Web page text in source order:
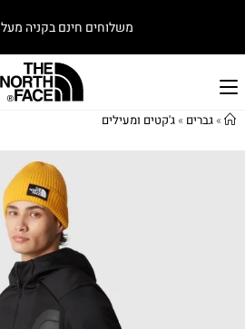
משלוחים חינם בקניה מעל 249 ש"ח
»גברים »ג'קטים ומעילים